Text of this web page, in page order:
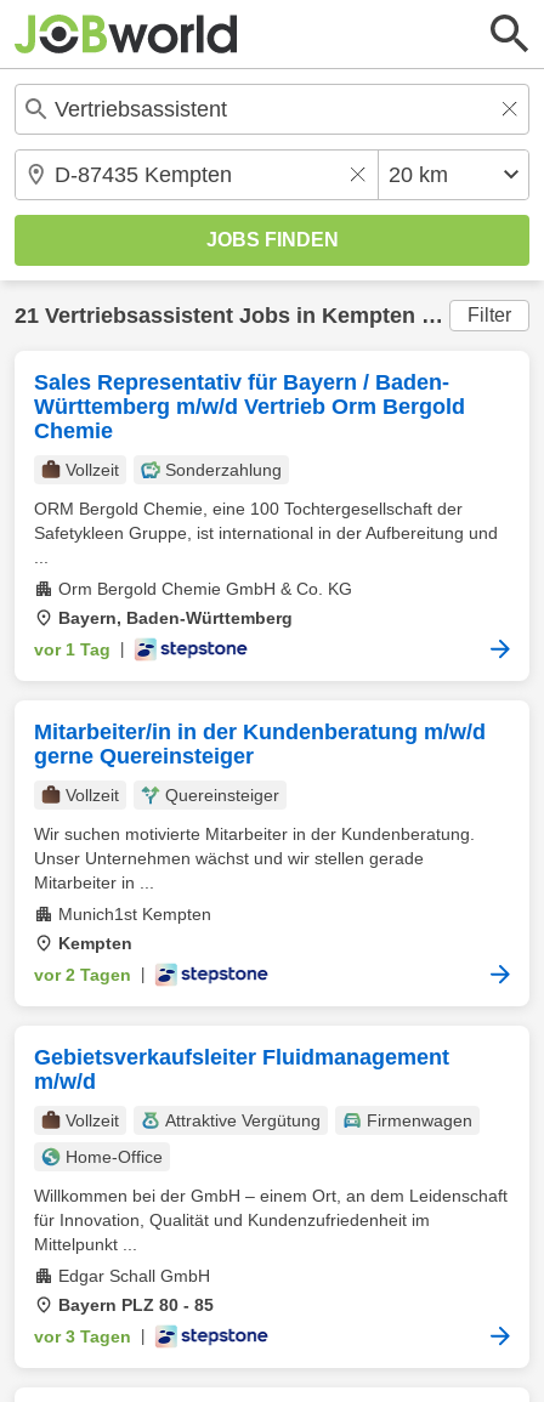
21 Vertriebsassistent Jobs in Kempten Filter
Sales Representativ für Bayern / Baden-
Württemberg m/w/d Vertrieb Orm Bergold
Chemie
Vollzeit
Sonderzahlung
ORM Bergold Chemie, eine 100 Tochtergesellschaft der
Safetykleen Gruppe, ist international in der Aufbereitung und
Orm Bergold Chemie GmbH & Co. KG
Bayern, Baden-Württemberg
vor 1 Tag
Mitarbeiter/in in der Kundenberatung m/w/d
gerne Quereinsteiger
Vollzeit
Quereinsteiger
Wir suchen motivierte Mitarbeiter in der Kundenberatung.
Unser Unternehmen wächst und wir stellen gerade
Mitarbeiter in ...
Munich1st Kempten
Kempten
vor 2 Tagen
Gebietsverkaufsleiter Fluidmanagement
m/w/d
Vollzeit Attraktive Vergütung
Firmenwagen
Home-Office
Willkommen bei der GmbH – einem Ort, an dem Leidenschaft
für Innovation, Qualität und Kundenzufriedenheit im
Mittelpunkt ...
Edgar Schall GmbH
Bayern PLZ 80 - 85
vor 3 Tagen